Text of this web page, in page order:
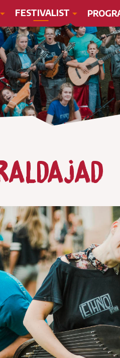
FESTIVALIST